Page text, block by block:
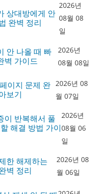
상대방에게 안
완벽 정리
2026년
08월 08
일
안 나올 때 빠
벽 가이드
2026년
08월 08일
이지 문제 완
보기
2026년 08
월 07일
이 반복해서 풀
해결 방법 가이
2026년
08월 06
일
한 해제하는
벽 정리
2026년 08
월 06일